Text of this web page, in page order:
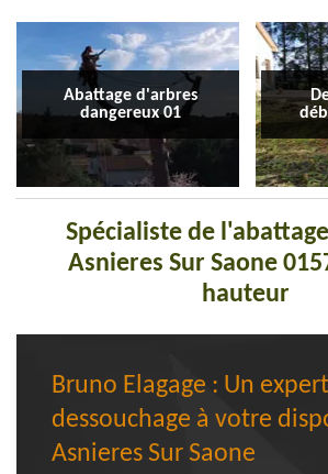
Abattage d'arbres
dangereux 01
Spécialiste de
Asnieres Sur Saone
hauteur
Bruno Elagage : Un
dessouchage à votre
Asnieres Sur Saone